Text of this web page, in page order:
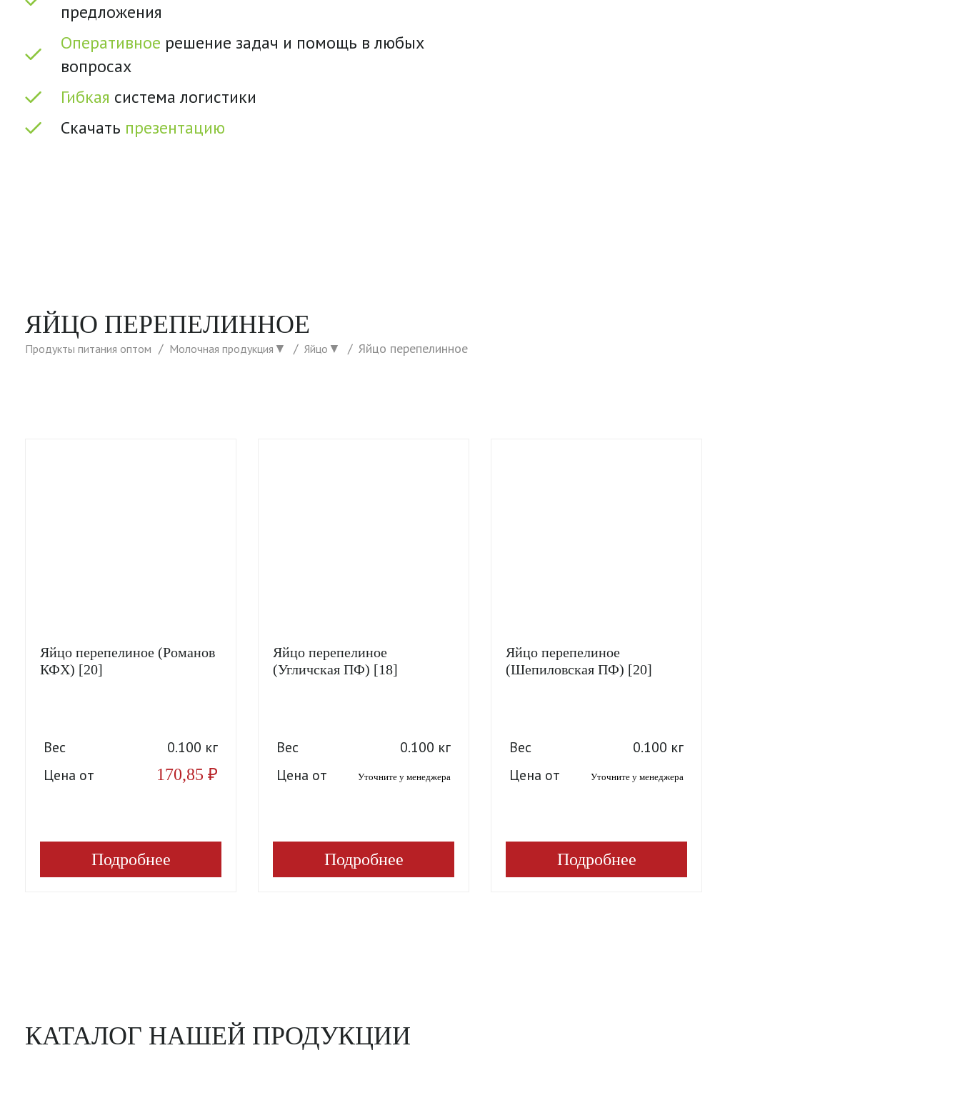
предложения
Оперативное решение задач и помощь в любых
вопросах
Гибкая система логистики
Скачать презентацию
ЯЙЦО ПЕРЕПЕЛИННОЕ
Продукты питания оптом Молочная продукция ▼ Яйцо ▼ Яйцо перепелинное
Яйцо перепелиное (Романов
КФХ) [20]
Вес
0.100 кг
Цена от
170,85 ₽
Подробнее
Яйцо перепелиное
(Угличская ПФ) [18]
Вес
0.100 кг
Цена от
Уточните у менеджера
Подробнее
Яйцо перепелиное
(Шепиловская ПФ) [20]
Вес
0.100 кг
Цена от
Уточните у менеджера
Подробнее
КАТАЛОГ НАШЕЙ ПРОДУКЦИИ